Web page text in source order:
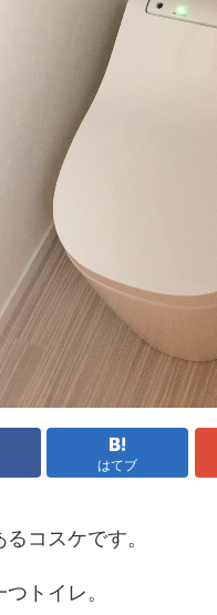
はてブ
コスケです。
トイレ。